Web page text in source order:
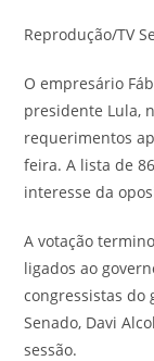
Reprodução/TV
O empresário
presidente Lula,
requerimentos
feira. A lista de
interesse da
A votação
ligados ao
congressistas do
Senado, Davi
sessão.